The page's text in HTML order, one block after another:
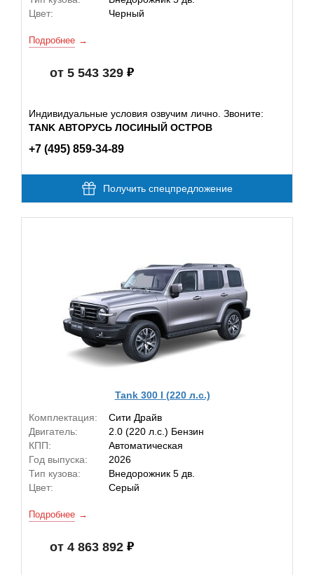
Цвет:
Черный
Подробнее
от 5 543 329
Индивидуальные условия озвучим лично. Звоните:
TANK АВТОРУСЬ ЛОСИНЫЙ ОСТРОВ
+7 (495) 859-34-89
Получить спецпредложение
Tank 300 I (220 л.с.)
Комплектация:
Сити Драйв
Двигатель:
2.0 (220 л.с.) Бензин
КПП:
Автоматическая
Год выпуска:
2026
Тип кузова:
Внедорожник 5 дв.
Цвет:
Серый
Подробнее
от 4 863 892